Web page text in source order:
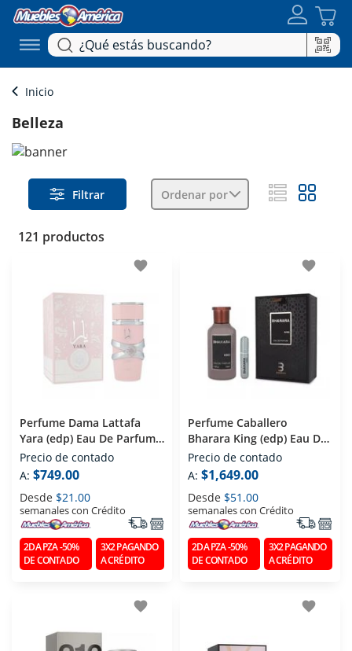
Inicio
Belleza
Filtrar Ordenar por
121 productos
favorite
Perfume Dama Lattafa
Yara (edp) Eau De Parfum
100 Ml
Precio de contado
A: $749.00
Desde $21.00
semanales con Crédito
2DA PZA -50%
DE CONTADO
3X2 PAGANDO
A CRÉDITO
favorite
Perfume Caballero
Bharara King (edp) Eau De
Parfum 100 Ml
Precio de contado
A: $1,649.00
Desde $51.00
semanales con Crédito
2DA PZA -50%
DE CONTADO
3X2 PAGANDO
A CRÉDITO
favorite favorite